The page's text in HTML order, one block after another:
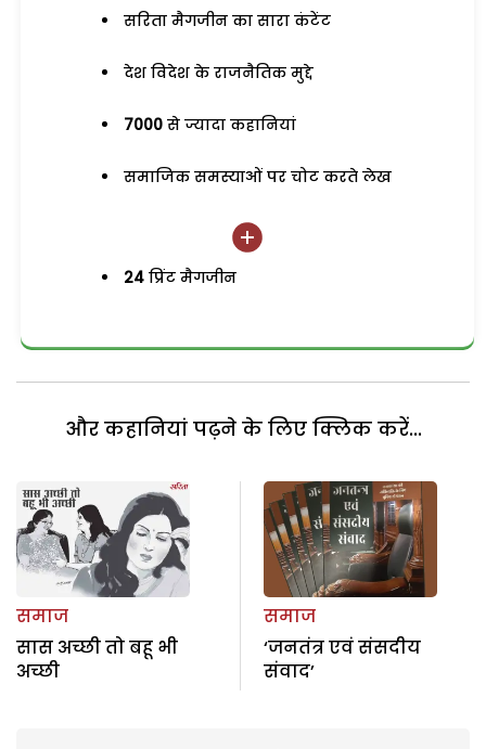
सरिता मैगजीन का सारा कंटेंट
देश विदेश के राजनैतिक मुद्दे
7000 से ज्यादा कहानियां
समाजिक समस्याओं पर चोट करते लेख
24 प्रिंट मैगजीन
और कहानियां पढ़ने के लिए क्लिक करें...
समाज
सास अच्छी तो बहू भी
अच्छी
समाज
‘जनतंत्र एवं संसदीय
संवाद’